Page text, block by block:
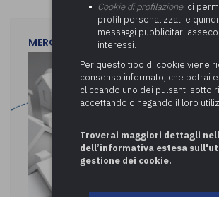
MERCOLEDì 29 LUGLIO 2026
Cookie di profilazione: ci
profili personalizzati e
messaggi pubblicitari
interessi.
Per questo tipo di cookie viene
consenso informato, che potrai
cliccando uno dei pulsanti sotto
accettando o negando il loro
Troverai maggiori dettagli
dell’informativa estesa
gestione dei cookie.